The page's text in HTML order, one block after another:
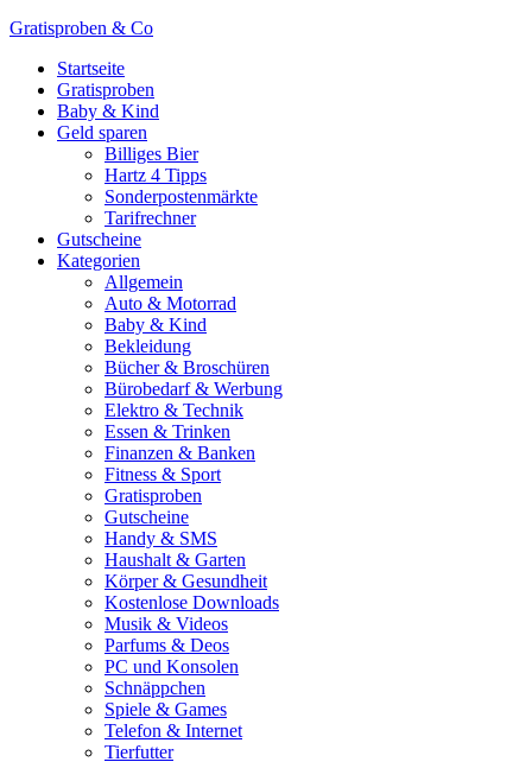
Gratisproben & Co
Startseite
Gratisproben
Baby & Kind
Geld sparen
Billiges Bier
Hartz 4 Tipps
Sonderpostenmärkte
Tarifrechner
Gutscheine
Kategorien
Allgemein
Auto & Motorrad
Baby & Kind
Bekleidung
Bücher & Broschüren
Bürobedarf & Werbung
Elektro & Technik
Essen & Trinken
Finanzen & Banken
Fitness & Sport
Gratisproben
Gutscheine
Handy & SMS
Haushalt & Garten
Körper & Gesundheit
Kostenlose Downloads
Musik & Videos
Parfums & Deos
PC und Konsolen
Schnäppchen
Spiele & Games
Telefon & Internet
Tierfutter